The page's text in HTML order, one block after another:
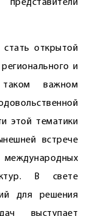
открытой
и
таком важном
этой тематики
встрече
В свете
для решения
выступает